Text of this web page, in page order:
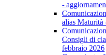
-
alias Maturità
Consigli di
febbraio 2026